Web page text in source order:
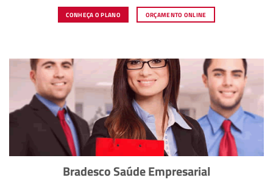
CONHEÇA O PLANO ORÇAMENTO ONLINE
Bradesco Saúde Empresarial